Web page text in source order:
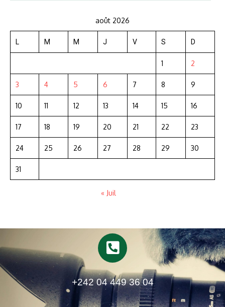
août 2026
L M M J V S D
1 2
3 4 5 6 7 8 9
10 11 12 13 14 15 16
17 18 19 20 21 22 23
24 25 26 27 28 29 30
31
« Juil
+242 04 449 36 04